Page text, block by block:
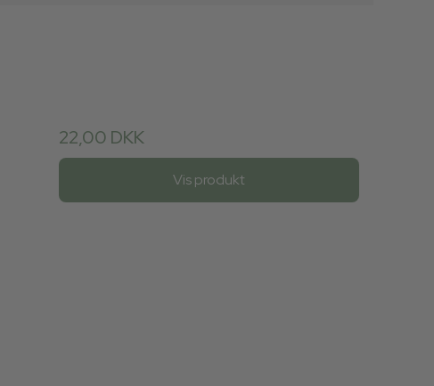
22,00 DKK
Vis produkt